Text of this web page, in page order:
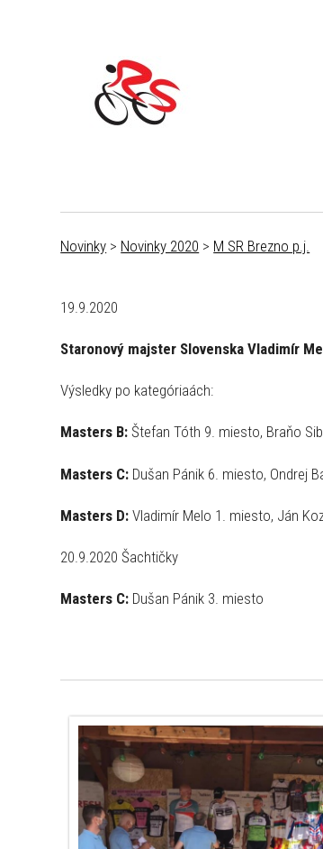
Novinky > Novinky 2020 > M SR Brezno p.j.
19.9.2020
Staronový majster Slovenska Vladimír
Výsledky po kategóriaách:
Masters B: Štefan Tóth 9. miesto, Braňo
Masters C: Dušan Pánik 6. miesto, Ondrej
Masters D: Vladimír Melo 1. miesto, Ján
20.9.2020 Šachtičky
Masters C: Dušan Pánik 3. miesto